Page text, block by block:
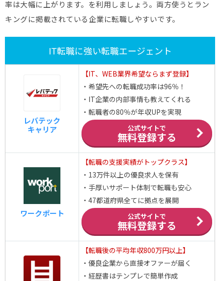
カバー 610万円( ↑ )
インターネット
608万円(↑) 情報処理サービス(SI)
ワールド
603万円(↑) ソフトウェア業界
協立電機 603万円(↑) 情報処理サービス(SI)
ベース 603万円(↓) 情報処理サービス(SI)
600万円(↓) 情報処理サービス(SI)
インターネット
599万円(↑)
インターネット
WEB業界
ディーエムエス 590万円(↓) 情報処理サービス(SI)
ハイマックス 589万円(↑) 情報処理サービス(SI)
システムズ
588万円(↑) 情報処理サービス(SI)
シュッピン 584万円(↓)
インターネット
WEB業界
率は大幅に上がります。を利用しましょう。両方使うとラン
キングに掲載されている企業に転職しやすいです。
IT転職に強い転職エージェント
レバテック
キャリア
【IT、WEB業界希望ならまず登録】
・希望先への転職成功率は96％！
・IT企業の内部事情も教えてくれる
・転職者の80％が年収UPを実現
公式サイトで
無料登録する
ワークポート
【転職の支援実績がトップクラス】
・13万件以上の優良求人を保有
・手厚いサポート体制で転職も安心
・47都道府県全てに拠点を展開
公式サイトで
無料登録する
【転職後の平均年収800万円以上】
・優良企業から直接オファーが届く
・経歴書はテンプレで簡単作成